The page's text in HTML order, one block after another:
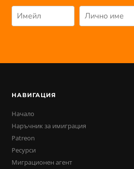
НАВИГАЦИЯ
Начало
Наръчник за имиграция
Patreon
Ресурси
Миграционен агент